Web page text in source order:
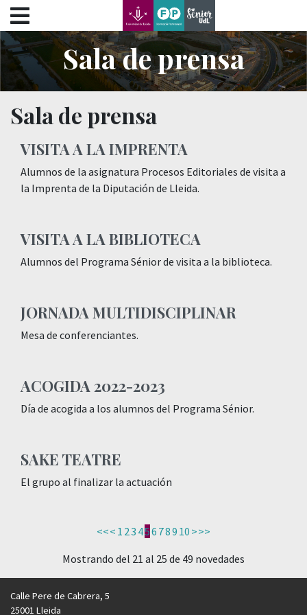
???label.access.jump.content???
???label.access.jump.header???
???label.access.jump.footer???
???label.access.jump.menu???
Sala de prensa
Sala de prensa
VISITA A LA IMPRENTA
Alumnos de la asignatura Procesos Editoriales de visita a
la Imprenta de la Diputación de Lleida.
VISITA A LA BIBLIOTECA
Alumnos del Programa Sénior de visita a la biblioteca.
JORNADA MULTIDISCIPLINAR
Mesa de conferenciantes.
ACOGIDA 2022-2023
Día de acogida a los alumnos del Programa Sénior.
SAKE TEATRE
El grupo al finalizar la actuación
<<< 1 23 456 789 10 >>>
Mostrando del 21 al 25 de 49 novedades
Calle Pere de Cabrera, 5
25001 Lleida